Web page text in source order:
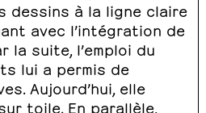
dessins à la ligne claire
avec l’intégration de
la suite, l’emploi du
lui a permis de
Aujourd’hui, elle
toile. En parallèle,